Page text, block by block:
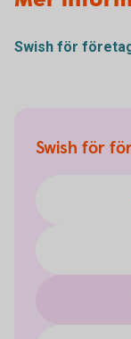
Swish för
Swish för